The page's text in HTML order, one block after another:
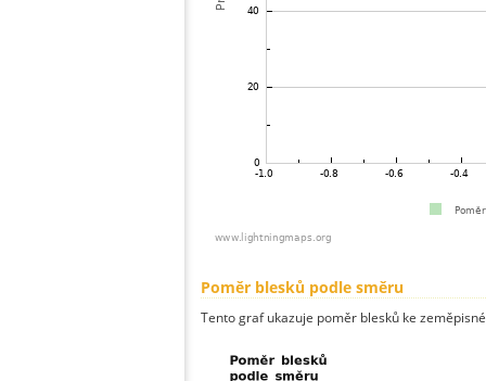
Poměr blesků podle směru
Tento graf ukazuje poměr blesků ke